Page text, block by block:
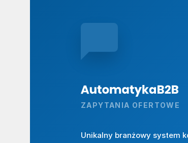
ZAPYTANIA OFERTOWE
Unikalny branżowy system